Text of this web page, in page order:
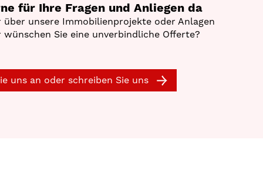
für Ihre Fragen und Anliegen da
über unsere Immobilienprojekte oder Anlagen
wünschen Sie eine unverbindliche Offerte?
uns an oder schreiben Sie uns